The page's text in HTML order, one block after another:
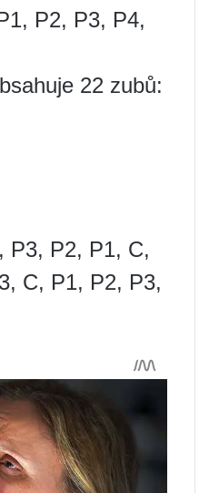
P2, P3, P4,
22 zubů:
P3, P2, P1, C,
C, P1, P2, P3,